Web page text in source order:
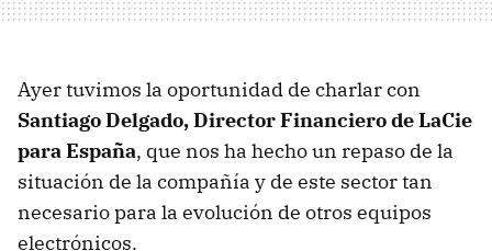
Ayer tuvimos la oportunidad de charlar con
Santiago Delgado, Director Financiero de LaCie
para España, que nos ha hecho un repaso de la
situación de la compañía y de este sector tan
necesario para la evolución de otros equipos
electrónicos.